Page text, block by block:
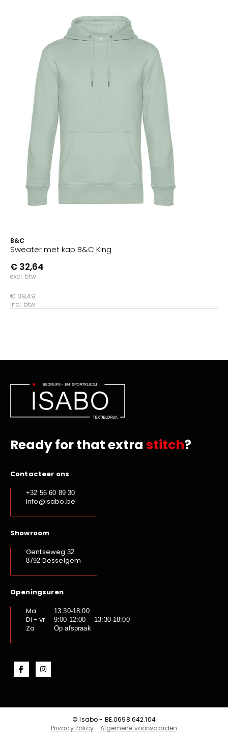
B&C
Sweater met kap B&C King
€ 32,64
excl. btw
€ 39,49
incl. btw
Ready for that extra stitch?
Contacteer ons
+32 56 60 89 30
info@isabo.be
Showroom
Gentseweg 32
8792 Desselgem
Openingsuren
Ma
13:30-18:00
Di - vr 9:00-12:00 13:30-18:00
Za Op afspraak
© Isabo - BE.0698.642.104
Privacy Policy-Algemene voorwaarden